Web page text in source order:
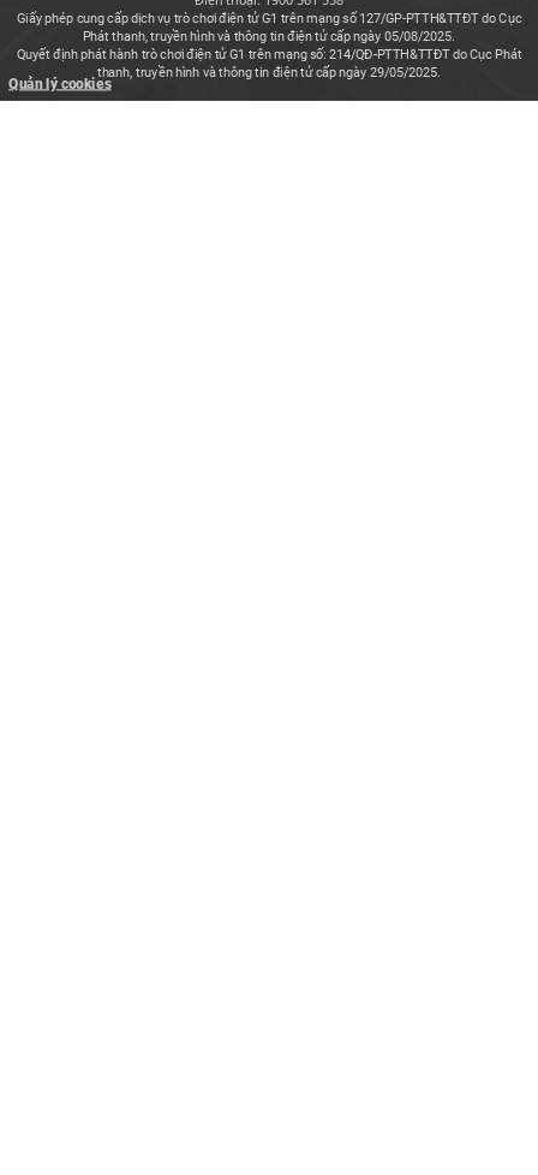
Giấy phép cung cấp dịch vụ trò chơi điện tử G1 trên mạng số 127/GP-PTTH&TTĐT do Cục
Phát thanh, truyền hình và thông tin điện tử cấp ngày 05/08/2025.
Quyết định phát hành trò chơi điện tử G1 trên mạng số: 214/QĐ-PTTH&TTĐT do Cục Phát
thanh, truyền hình và thông tin điện tử cấp ngày 29/05/2025.
Quản lý cookies